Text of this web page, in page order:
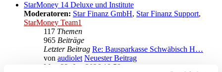
StarMoney 14 Deluxe und Institute
Moderatoren: Star Finanz GmbH, Star Finanz Support,
StarMoney Team1
117 Themen
965 Beiträge
Letzter Beitrag Re: Bausparkasse Schwäbisch H…
von audiolet Neuester Beitrag
Mo., 22. Jun 2026 18:58